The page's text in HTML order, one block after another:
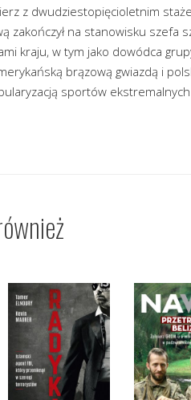
z dwudziestopięcioletnim
zakończył na stanowisku szefa
kraju, w tym jako dowódca
brązową gwiazdą i
sportów